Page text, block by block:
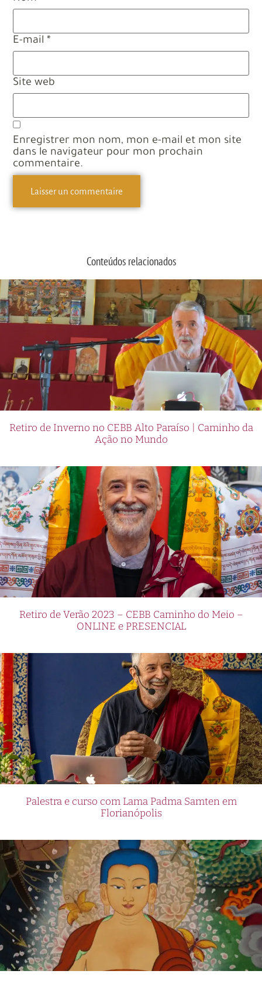
E-mail *
Site web
Enregistrer mon nom, mon e-mail et mon site
dans le navigateur pour mon prochain
commentaire.
Conteúdos relacionados
Retiro de Inverno no CEBB Alto Paraíso | Caminho da
Ação no Mundo
Retiro de Verão 2023 – CEBB Caminho do Meio –
ONLINE e PRESENCIAL
Palestra e curso com Lama Padma Samten em
Florianópolis